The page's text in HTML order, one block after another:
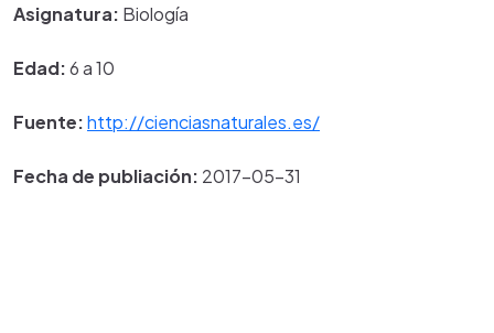
Asignatura: Biología
Edad:6 a 10
Fuente:http://cienciasnaturales.es/
Fecha de publiación: 2017-05-31